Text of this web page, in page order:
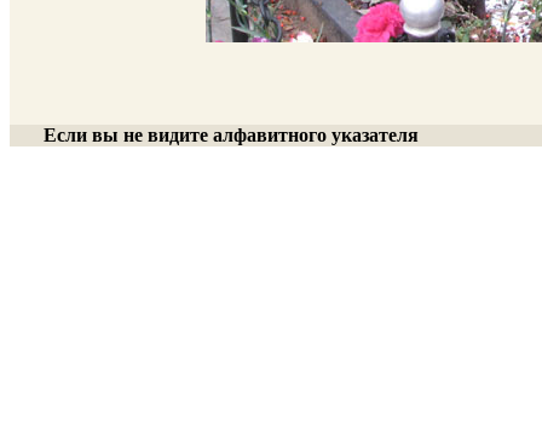
Если вы не видите алфавитного указателя